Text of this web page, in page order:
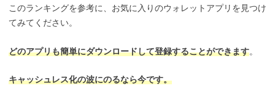
このランキングを参考に、お気に入りのウォレットアプリを見つけ
てみてください。
どのアプリも簡単にダウンロードして登録することができます。
キャッシュレス化の波にのるなら今です。